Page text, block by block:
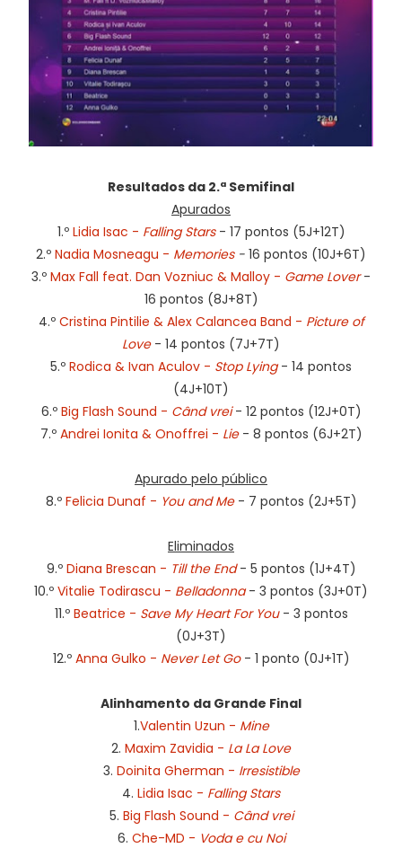
Resultados da 2.ª Semifinal
Apurados
1.º Lidia Isac - Falling Stars- 17 pontos (5J+12T)
2.º Nadia Mosneagu - Memories- 16 pontos (10J+6T)
3.º Max Fall feat. Dan Vozniuc & Malloy - Game Lover-
16 pontos (8J+8T)
4.º Cristina Pintilie & Alex Calancea Band - Picture of
Love- 14 pontos (7J+7T)
5.º Rodica & Ivan Aculov - Stop Lying- 14 pontos
(4J+10T)
6.º Big Flash Sound - Când vrei- 12 pontos (12J+0T)
7.º Andrei Ionita & Onoffrei - Lie- 8 pontos (6J+2T)
Apurado pelo público
8.º Felicia Dunaf - You and Me- 7 pontos (2J+5T)
Eliminados
9.º Diana Brescan - Till the End- 5 pontos (1J+4T)
10.º Vitalie Todirascu - Belladonna- 3 pontos (3J+0T)
11.º Beatrice - Save My Heart For You- 3 pontos
(0J+3T)
12.º Anna Gulko - Never Let Go- 1 ponto (0J+1T)
Alinhamento da Grande Final
1.Valentin Uzun - Mine
2. Maxim Zavidia - La La Love
3. Doinita Gherman - Irresistible
4. Lidia Isac - Falling Stars
5. Big Flash Sound - Când vrei
6. Che-MD - Voda e cu Noi